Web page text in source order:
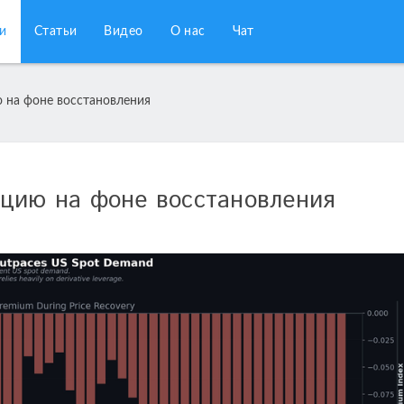
Статьи Видео О нас Чат
фоне восстановления
на фоне восстановления